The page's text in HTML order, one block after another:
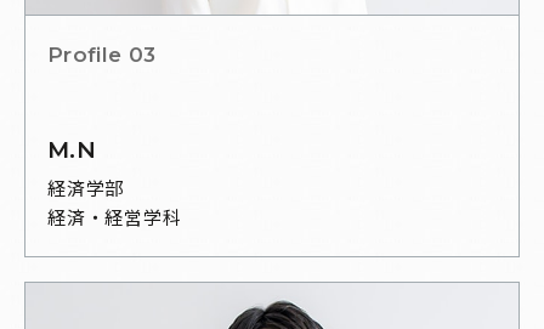
Profile 03
M.N
経済学部
経済・経営学科